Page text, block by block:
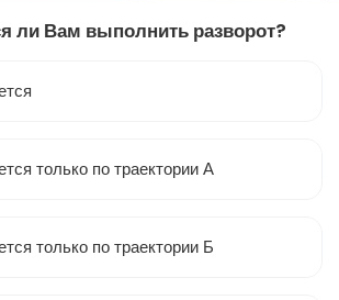
ли Вам выполнить разворот?
только по траектории А
только по траектории Б